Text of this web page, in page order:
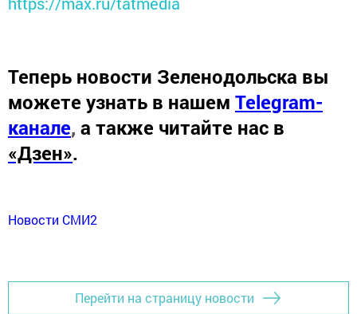
Теперь новости Зеленодольска вы
можете узнать в нашем Telegram-
канале, а также читайте нас в
«Дзен».
Новости СМИ2
Перейти на страницу новости